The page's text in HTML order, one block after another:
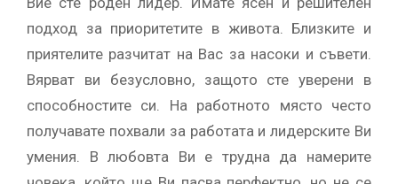
подход за приоритетите в живота. Близките и
приятелите разчитат на Вас за насоки и съвети.
Вярват ви безусловно, защото сте уверени в
способностите си. На работното място често
получавате похвали за работата и лидерските Ви
умения. В любовта Ви е трудна да намерите